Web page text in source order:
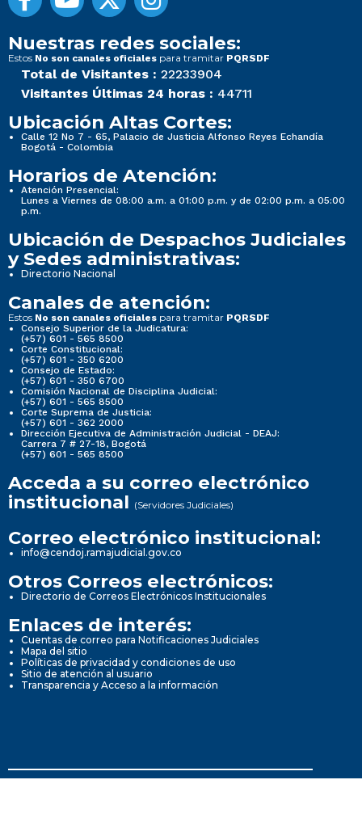
Nuestras redes sociales:
Estos No son canales oficiales para tramitar PQRSDF
Total de Visitantes : 22233904
Visitantes Últimas 24 horas : 44711
Ubicación Altas Cortes:
Calle 12 No 7 - 65, Palacio de Justicia Alfonso Reyes Echandía
Bogotá - Colombia
Horarios de Atención:
Atención Presencial:
Lunes a Viernes de 08:00 a.m. a 01:00 p.m. y de 02:00 p.m. a 05:00
p.m.
Ubicación de Despachos Judiciales
y Sedes administrativas:
Directorio Nacional
Canales de atención:
Estos No son canales oficiales para tramitar PQRSDF
Consejo Superior de la Judicatura:
(+57) 601 - 565 8500
Corte Constitucional:
(+57) 601 - 350 6200
Consejo de Estado:
(+57) 601 - 350 6700
Comisión Nacional de Disciplina Judicial:
(+57) 601 - 565 8500
Corte Suprema de Justicia:
(+57) 601 - 362 2000
Dirección Ejecutiva de Administración Judicial - DEAJ:
Carrera 7 # 27-18, Bogotá
(+57) 601 - 565 8500
Acceda a su correo electrónico
institucional (Servidores Judiciales)
Correo electrónico institucional:
info@cendoj.ramajudicial.gov.co
Otros Correos electrónicos:
Directorio de Correos Electrónicos Institucionales
Enlaces de interés:
Cuentas de correo para Notificaciones Judiciales
Mapa del sitio
Políticas de privacidad y condiciones de uso
Sitio de atención al usuario
Transparencia y Acceso a la información